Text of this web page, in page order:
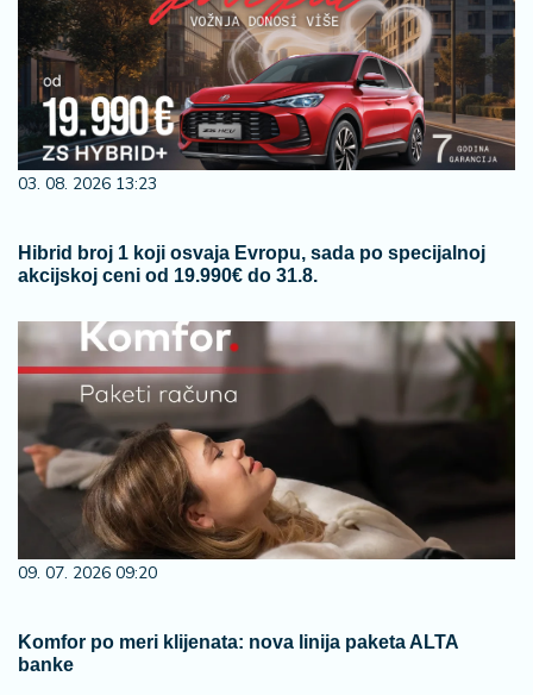
03. 08. 2026 13:23
Hibrid broj 1 koji osvaja Evropu, sada po specijalnoj
akcijskoj ceni od 19.990€ do 31.8.
09. 07. 2026 09:20
Komfor po meri klijenata: nova linija paketa ALTA
banke